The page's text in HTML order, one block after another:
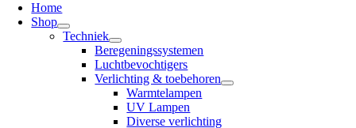
Home
Shop
Techniek
Beregeningssystemen
Luchtbevochtigers
Verlichting & toebehoren
Warmtelampen
UV Lampen
Diverse verlichting